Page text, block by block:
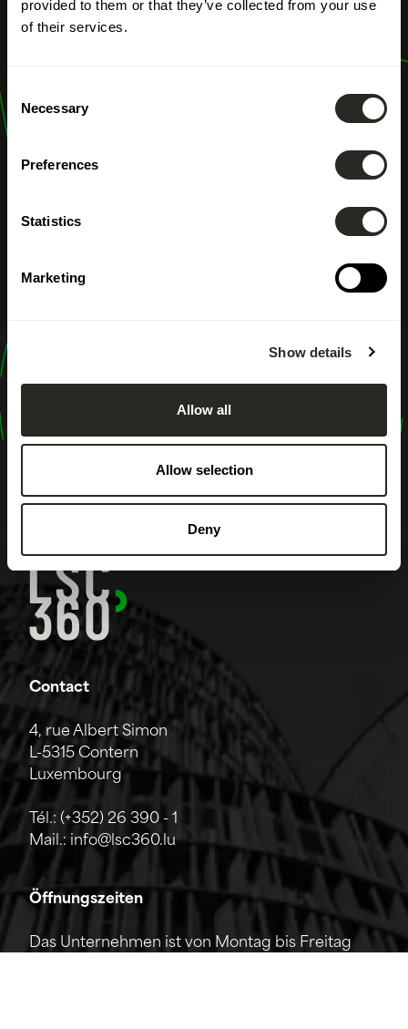
provided to them or that they’ve collected from your use
of their services.
Selection
Necessary
Preferences
Statistics
Marketing
Show details
Allow all
Allow selection
Deny
design
shape
inspire
Contact
4, rue Albert Simon
L-5315 Contern
Luxembourg
Tél.: (+352) 26 390 - 1
Mail.: info@lsc360.lu
Öffnungszeiten
Das Unternehmen ist von Montag bis Freitag